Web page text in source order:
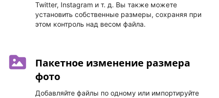
Twitter, Instagram и т. д. Вы также можете
установить собственные размеры, сохраняя при
этом контроль над весом файла.
Пакетное изменение размера
фото
Добавляйте файлы по одному или импортируйте